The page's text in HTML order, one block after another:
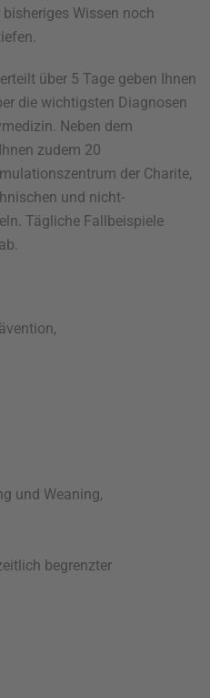
Wissen noch
über 5 Tage geben Ihnen
die wichtigsten Diagnosen
Neben dem
zudem 20
der Charite,
und nicht-
Tägliche Fallbeispiele
und Weaning,
begrenzter